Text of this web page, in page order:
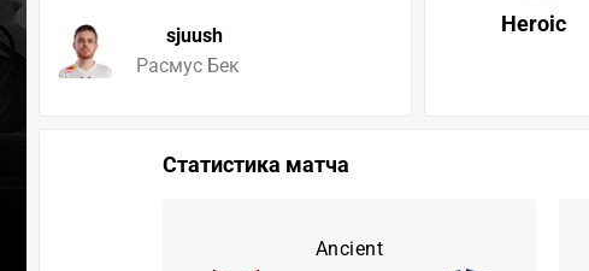
sjuush
Расмус Бек
Heroic
Статистика матча
Ancient